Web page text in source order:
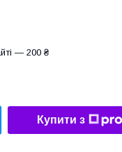
— 200 ₴
Купити з